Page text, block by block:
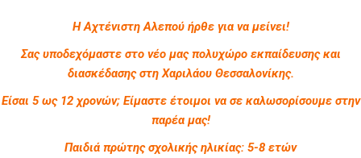
Η Αχτένιστη Αλεπού ήρθε για να μείνει!
Σας υποδεχόμαστε στο νέο μας πολυχώρο εκπαίδευσης και
διασκέδασης στη Χαριλάου Θεσσαλονίκης.
Είσαι 5 ως 12 χρονών; Είμαστε έτοιμοι να σε καλωσορίσουμε στην
παρέα μας!
Παιδιά πρώτης σχολικής ηλικίας: 5-8 ετών